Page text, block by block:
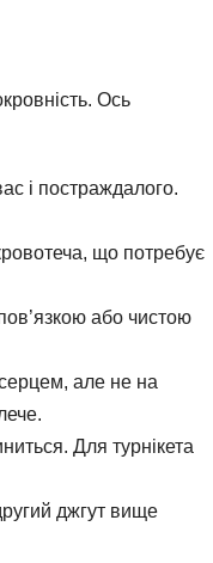
Ось
і постраждалого.
що потребує
або чистою
але не на
Для турнікета
джгут вище